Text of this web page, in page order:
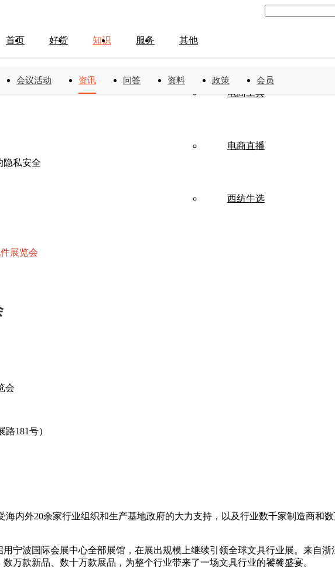
首页 好货 知识 服务 其他
电商工具
电商直播
西纺牛选
会议活动 资讯 问答 资料 政策 会员
隐私安全
展览会
会
181号）
内外20余家行业组织和生产基地政府的大力支持，以及行业数千家制造商和
宁波国际会展中心全部展馆，在展出规模上继续引领全球文具行业展。来自
万款新品、数十万款展品，为整个行业带来了一场文具行业的饕餮盛宴。